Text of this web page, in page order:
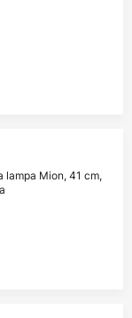
lampa Mion, 41 cm,